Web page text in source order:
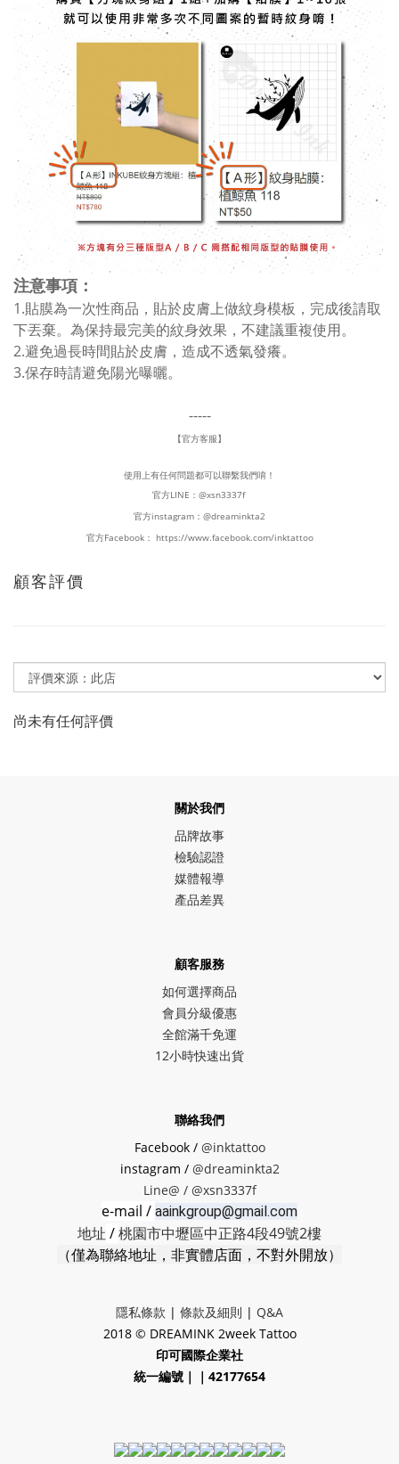
注意事項：
1.貼膜為一次性商品，貼於皮膚上做紋身模板，完成後請取
下丟棄。為保持最完美的紋身效果，不建議重複使用。
2.避免過長時間貼於皮膚，造成不透氣發癢。
3.保存時請避免陽光曝曬。
-----
【官方客服】
使用上有任何問題都可以聯繫我們唷！
官方LINE： @xsn3337f
官方instagram： @dreaminkta2
官方Facebook： https://www.facebook.com/inktattoo
顧客評價
尚未有任何評價
關於我們
品牌故事
檢驗認證
媒體報導
產品差異
顧客服務
如何選擇商品
會員分級優惠
全館滿千免運
12小時快速出貨
聯絡我們
Facebook / @inktattoo
instagram / @dreaminkta2
Line@ / @xsn3337f
e-mail / aainkgroup@gmail.com
地址 /桃園市中壢區中正路4段49號2樓
（僅為聯絡地址，非實體店面，不對外開放）
隱私條款 | 條款及細則 | Q&A
2018 © DREAMINK 2week Tattoo
印可國際企業社
統一編號｜｜42177654